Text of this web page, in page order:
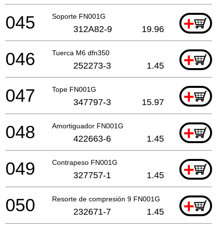
Soporte FN001G +
045 312A82-9 19.96
Tuerca M6 dfn350 +
046 252273-3 1.45
Tope FN001G +
047 347797-3 15.97
Amortiguador FN001G +
048 422663-6 1.45
Contrapeso FN001G +
049 327757-1 1.45
Resorte de compresión 9 FN001G +
050 232671-7 1.45